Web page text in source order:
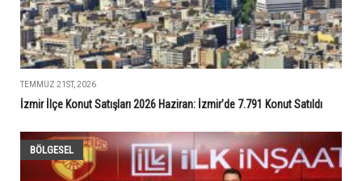
TEMMUZ 21ST, 2026
İzmir İlçe Konut Satışları 2026 Haziran: İzmir’de 7.791 Konut Satıldı
BÖLGESEL